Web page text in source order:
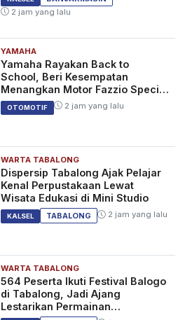
2 jam yang lalu
YAMAHA
Yamaha Rayakan Back to
School, Beri Kesempatan
Menangkan Motor Fazzio Special
Edition Sunset Blue
OTOMOTIF 2 jam yang lalu
WARTA TABALONG
Dispersip Tabalong Ajak Pelajar
Kenal Perpustakaan Lewat
Wisata Edukasi di Mini Studio
KALSEL TABALONG 2 jam yang lalu
WARTA TABALONG
564 Peserta Ikuti Festival Balogo
di Tabalong, Jadi Ajang
Lestarikan Permainan